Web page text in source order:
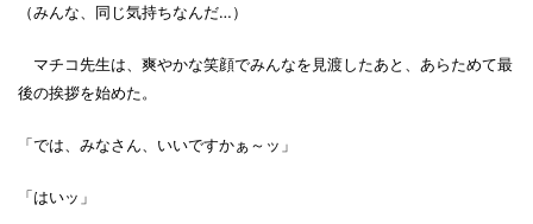
（みんな、同じ気持ちなんだ…）
マチコ先生は、爽やかな笑顔でみんなを見渡したあと、あらためて最
後の挨拶を始めた。
「では、みなさん、いいですかぁ～ッ」
「はいッ」